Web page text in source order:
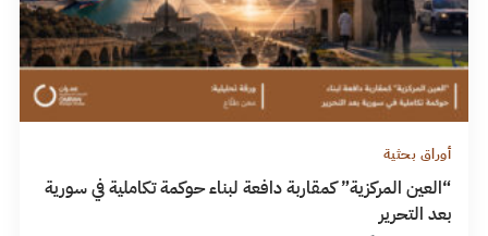
أوراق بحثية
“العين المركزية” كمقاربة دافعة لبناء حوكمة تكاملية في سورية
بعد التحرير